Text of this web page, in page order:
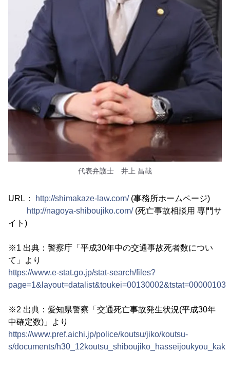
代表弁護士 井上 昌哉
URL： http://shimakaze-law.com/(事務所ホームページ)
http://nagoya-shiboujiko.com/(死亡事故相談用 専門サ
イト)
※1 出典：警察庁「平成30年中の交通事故死者数につい
て」より
https://www.e-stat.go.jp/stat-search/files?
※2 出典：愛知県警察「交通死亡事故発生状況(平成30年
中確定数)」より
https://www.pref.aichi.jp/police/koutsu/jiko/koutsu-
s/documents/